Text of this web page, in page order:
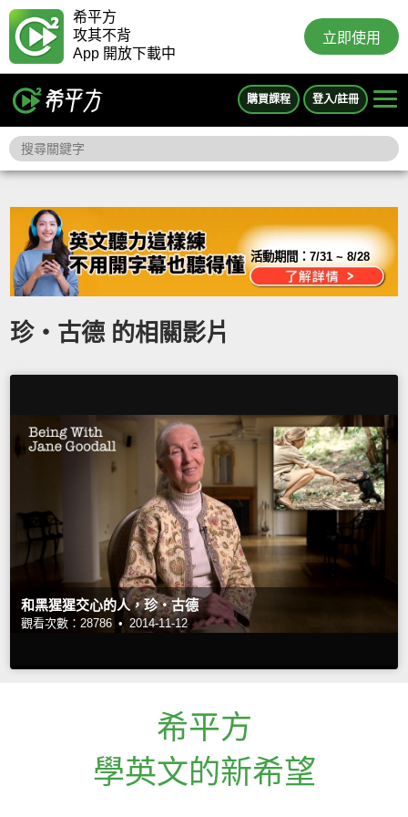
希平方
攻其不背
App 開放下載中
立即使用
購買課程 登入/註冊
活動期間：7/31 ~ 8/28
珍‧古德 的相關影片
和黑猩猩交心的人，珍‧古德
觀看次數：28786 • 2014-11-12
希平方
學英文的新希望